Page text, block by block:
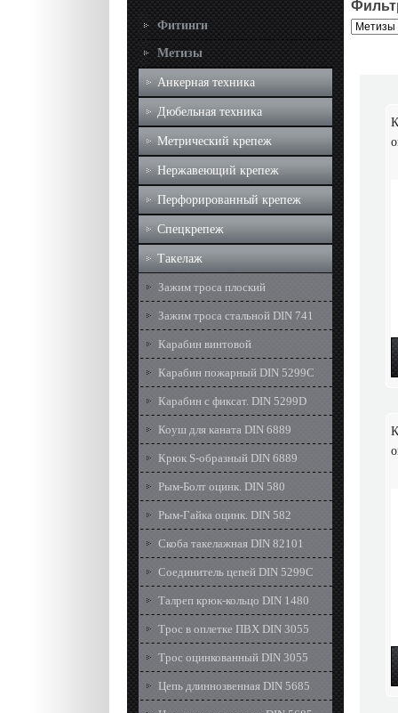
Фитинги
Метизы
Анкерная техника
Дюбельная техника
Метрический крепеж
Нержавеющий крепеж
Перфорированный крепеж
Спецкрепеж
Такелаж
Зажим троса плоский
Зажим троса стальной DIN 741
Карабин винтовой
Карабин пожарный DIN 5299C
Карабин с фиксат. DIN 5299D
Коуш для каната DIN 6889
Крюк S-образный DIN 6889
Рым-Болт оцинк. DIN 580
Рым-Гайка оцинк. DIN 582
Скоба такелажная DIN 82101
Соединитель цепей DIN 5299C
Талреп крюк-кольцо DIN 1480
Трос в оплетке ПВХ DIN 3055
Трос оцинкованный DIN 3055
Цепь длиннозвенная DIN 5685